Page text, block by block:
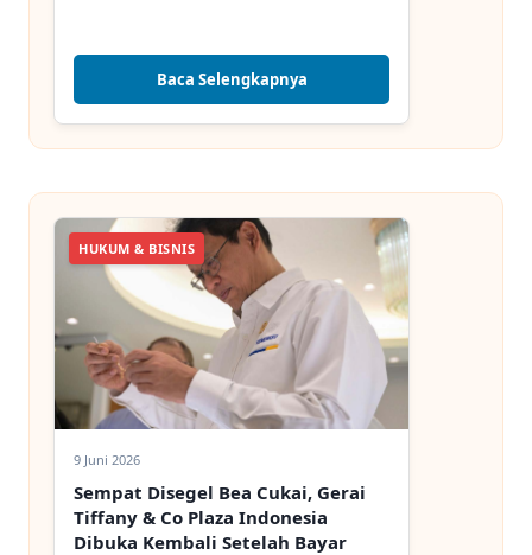
Baca Selengkapnya
HUKUM & BISNIS
9 Juni 2026
Sempat Disegel Bea Cukai, Gerai
Tiffany & Co Plaza Indonesia
Dibuka Kembali Setelah Bayar